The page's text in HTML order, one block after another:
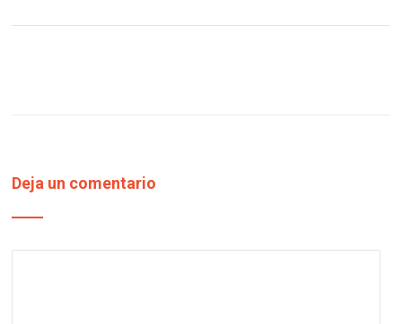
Deja un comentario